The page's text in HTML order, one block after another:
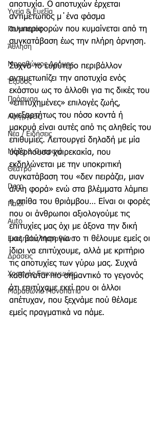
Υγεία & Ευεξία
Πολιτισμός
Άθληση
Μαραθώνιος Δρόμος
Έξοδος
Πρόσωπα
Αφηγήσεις
Νέα / Ειδήσεις
Μόδα & Ομορφιά
Θέατρο
Deco
Παιδί
Auto
Εκκλησίες Μαραθώνα
Δράσεις
Χορηγός Επικοινωνίας
Μαραθώνια Μονοπάτια
αποτυχία. Ο αποτυχών έρχεται
αντιμέτωπος μ΄ένα φάσμα
συμπεριφορών που κυμαίνεται από τη
συγκατάβαση έως την πλήρη άρνηση.
Συχνά το ευρύτερο περιβάλλον
αντιμετωπίζει την αποτυχία ενός
εκάστου ως το άλλοθι για τις δικές του
«επιτυχημένες» επιλογές ζωής,
ανεξαρτήτως του πόσο κοντά ή
μακρυά είναι αυτές από τις αληθείς του
επιθυμίες. Λειτουργεί δηλαδή με μία
υφέρπουσα χαιρεκακία, που
εκδηλώνεται με την υποκριτική
συγκατάβαση του «δεν πειράζει, μιαν
άλλη φορά» ενώ στα βλέμματα λάμπει
η σπίθα του θριάμβου… Είναι οι φορές
που οι άνθρωποι αξιολογούμε τις
επιτυχίες μας όχι με άξονα την δική
μας βούληση για το τι θέλουμε εμείς οι
ίδιοι να επιτύχουμε, αλλά με κριτήριο
τις αποτυχίες των γύρω μας. Συχνά
καθίσταται πιο σημαντικό το γεγονός
ότι επιτύχαμε εκεί που οι άλλοι
απέτυχαν, που ξεχνάμε πού θέλαμε
εμείς πραγματικά να πάμε.